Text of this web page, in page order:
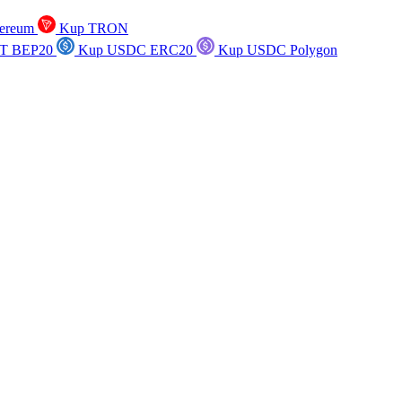
Kup TRON
BEP20
Kup USDC ERC20 Kup USDC Polygon